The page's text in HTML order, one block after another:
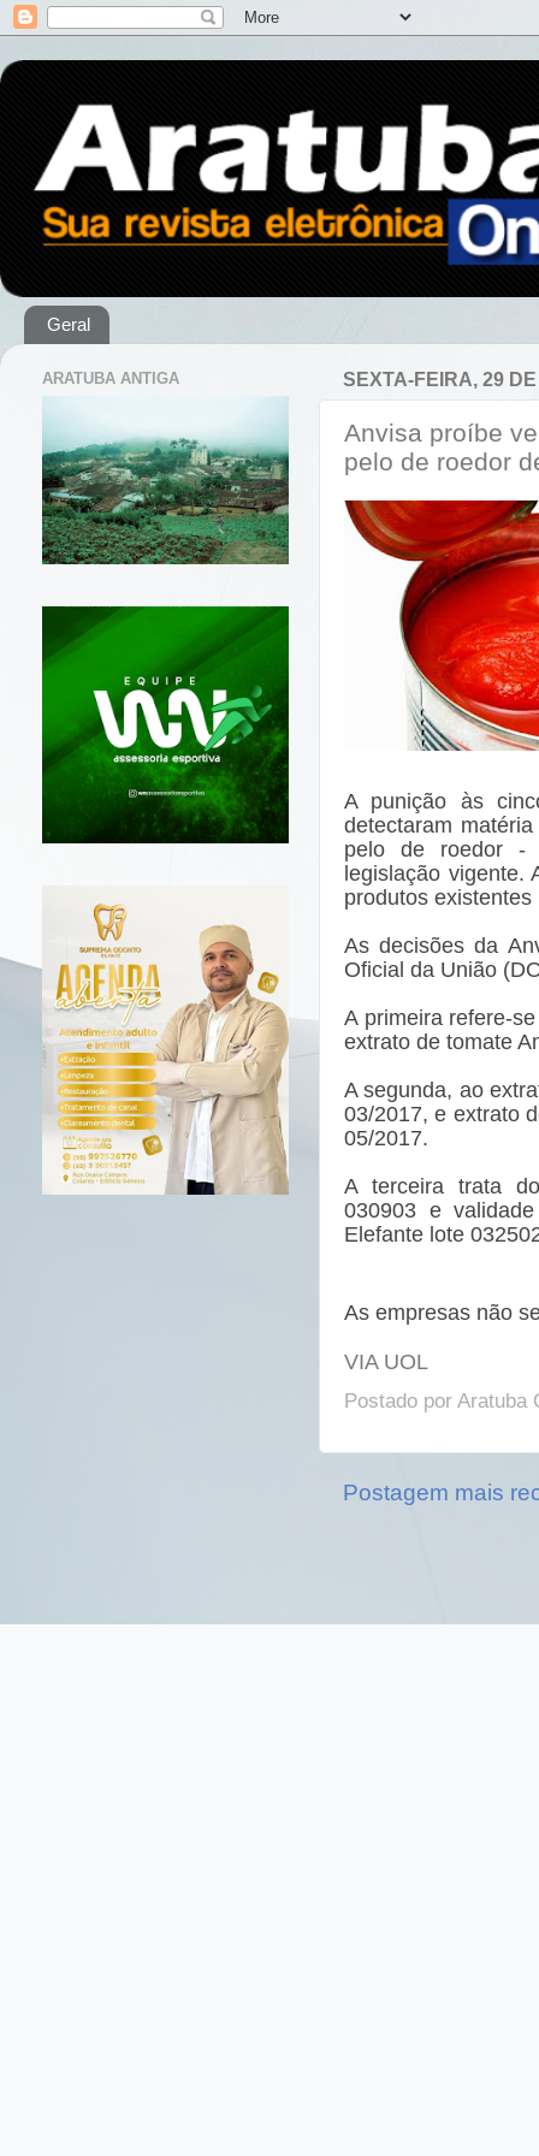
Geral
SEXTA-FEIRA, 29
Anvisa proíbe
pelo de roedor
A punição às
detectaram
pelo de roedor -
legislação vigente.
produtos
As decisões da
Oficial da União
A primeira refere-
extrato de tomate
A segunda, ao
03/2017, e extrato
05/2017.
A terceira trata
030903 e
Elefante lote
As empresas não
VIA UOL
Postado por Aratuba
Postagem mais
ARATUBA ANTIGA